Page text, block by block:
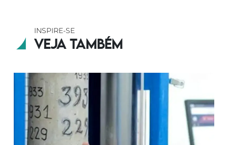
INSPIRE-SE
Veja também